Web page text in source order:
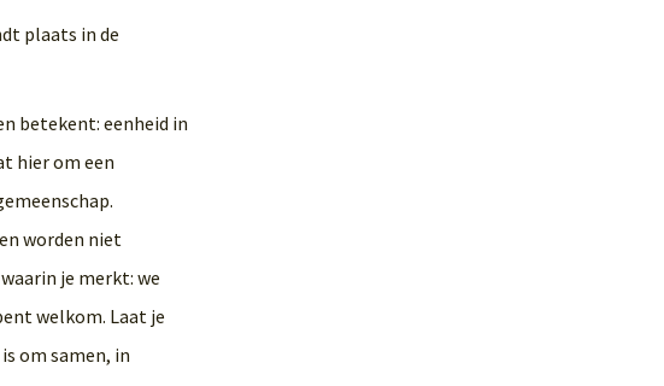
plaats in de
betekent: eenheid in
hier om een
worden niet
je merkt: we
welkom. Laat je
om samen, in